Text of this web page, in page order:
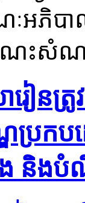
អភិបា
េះសំ
ៀនត្
ប្រកប
និង